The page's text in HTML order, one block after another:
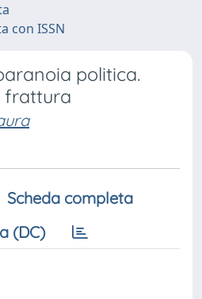
con ISSN
politica.
frattura
Scheda completa
(DC)